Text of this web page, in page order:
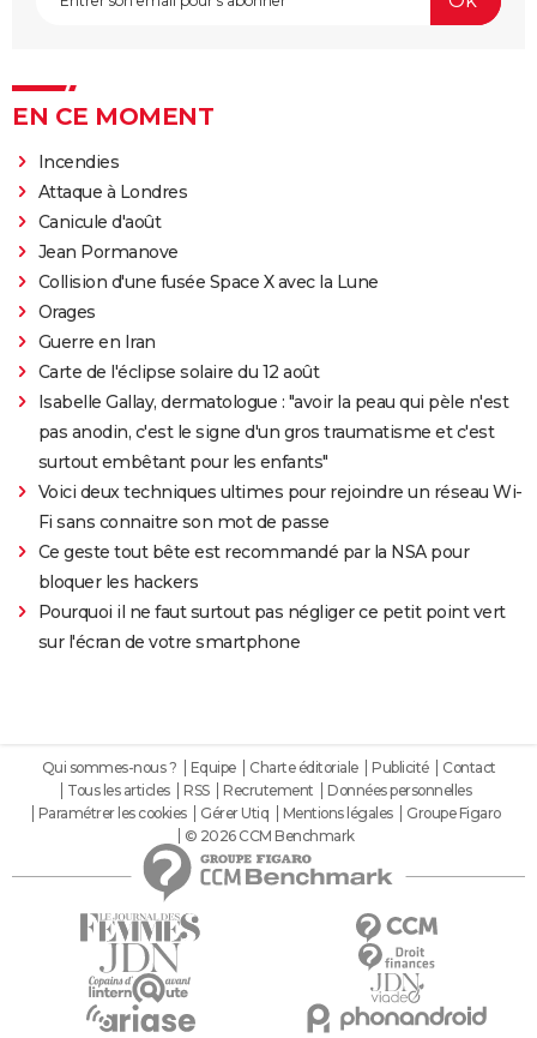
EN CE MOMENT
Incendies
Attaque à Londres
Canicule d'août
Jean Pormanove
Collision d'une fusée Space X avec la Lune
Orages
Guerre en Iran
Carte de l'éclipse solaire du 12 août
Isabelle Gallay, dermatologue : "avoir la peau qui pèle n'est
pas anodin, c'est le signe d'un gros traumatisme et c'est
surtout embêtant pour les enfants"
Voici deux techniques ultimes pour rejoindre un réseau Wi-
Fi sans connaitre son mot de passe
Ce geste tout bête est recommandé par la NSA pour
bloquer les hackers
Pourquoi il ne faut surtout pas négliger ce petit point vert
sur l'écran de votre smartphone
Qui sommes-nous ? Equipe Charte éditoriale Publicité
Contact
Tous les articles
RSS Recrutement
Données personnelles
Paramétrer les cookies
Gérer Utiq Mentions légales
Groupe Figaro
© 2026 CCM Benchmark